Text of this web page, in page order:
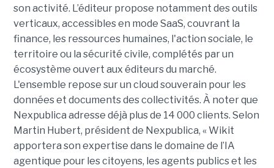
son activité. L’éditeur propose notamment des outils
verticaux, accessibles en mode SaaS, couvrant la
finance, les ressources humaines, l'action sociale, le
territoire ou la sécurité civile, complétés par un
écosystème ouvert aux éditeurs du marché.
L'ensemble repose sur un cloud souverain pour les
données et documents des collectivités. À noter que
Nexpublica adresse déjà plus de 14 000 clients. Selon
Martin Hubert, président de Nexpublica, « Wikit
apportera son expertise dans le domaine de l’IA
agentique pour les citoyens, les agents publics et les